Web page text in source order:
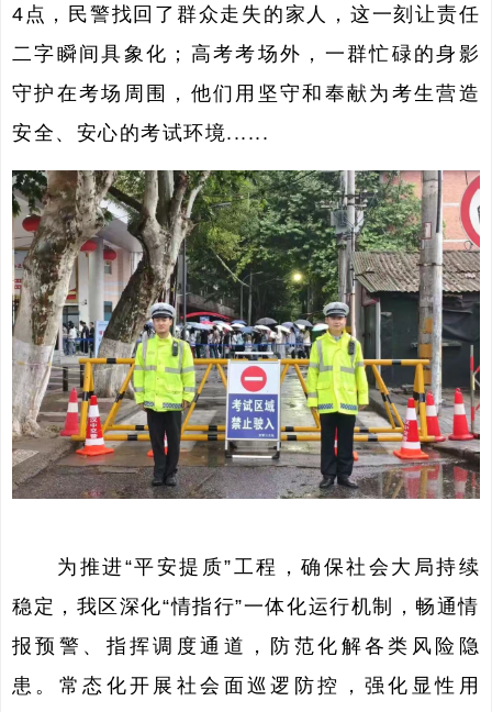
4点，民警找回了群众走失的家人，这一刻让责任
二字瞬间具象化；高考考场外，一群忙碌的身影
守护在考场周围，他们用坚守和奉献为考生营造
安全、安心的考试环境......
为推进“平安提质”工程，确保社会大局持续
稳定，我区深化“情指行”一体化运行机制，畅通情
报预警、指挥调度通道，防范化解各类风险隐
患。常态化开展社会面巡逻防控，强化显性用